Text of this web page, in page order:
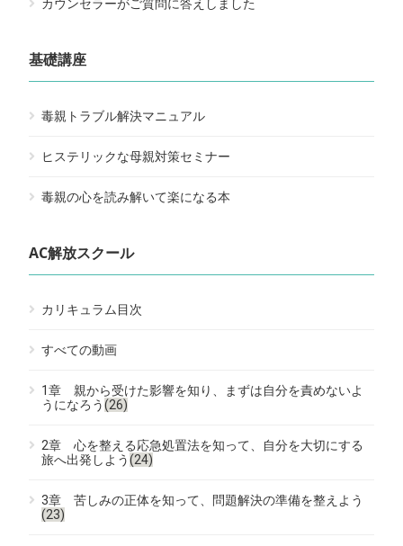
カウンセラーがご質問に答えしました
基礎講座
毒親トラブル解決マニュアル
ヒステリックな母親対策セミナー
毒親の心を読み解いて楽になる本
AC解放スクール
カリキュラム目次
すべての動画
1章 親から受けた影響を知り、まずは自分を責めないよ
うになろう(26)
2章 心を整える応急処置法を知って、自分を大切にする
旅へ出発しよう(24)
3章 苦しみの正体を知って、問題解決の準備を整えよう
(23)